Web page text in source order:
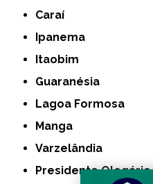
Caraí
Ipanema
Itaobim
Guaranésia
Lagoa Formosa
Manga
Varzelândia
Presidente Olegário